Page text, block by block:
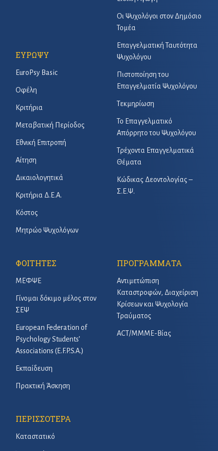
Οι Ψυχολόγοι στον Δημόσιο
Τομέα
Επαγγελματική Ταυτότητα
Ψυχολόγου
Πιστοποίηση του
Επαγγελματία Ψυχολόγου
Τεκμηρίωση
Το Επαγγελματικό
Απόρρητο του Ψυχολόγου
Τρέχοντα Επαγγελματικά
Θέματα
Κώδικας Δεοντολογίας –
Σ.Ε.Ψ.
ΕΥΡΩΨΥ
EuroPsy Basic
Οφέλη
Κριτήρια
Μεταβατική Περίοδος
Εθνική Επιτροπή
Αίτηση
Δικαιολογητικά
Κριτήρια Δ.Ε.Α.
Κόστος
Μητρώο Ψυχολόγων
ΦΟΙΤΗΤΕΣ
ΜΕΦΨΕ
Γίνομαι δόκιμο μέλος στον
ΣΕΨ
European Federation of
Psychology Students’
Associations (E.F.P.S.A.)
Εκπαίδευση
Πρακτική Άσκηση
ΠΡΟΓΡΑΜΜΑΤΑ
Αντιμετώπιση
Καταστροφών, Διαχείριση
Κρίσεων και Ψυχολογία
Τραύματος
ACT/ΜΜΜΕ-Βίας
ΠΕΡΙΣΣΟΤΕΡΑ
Καταστατικό